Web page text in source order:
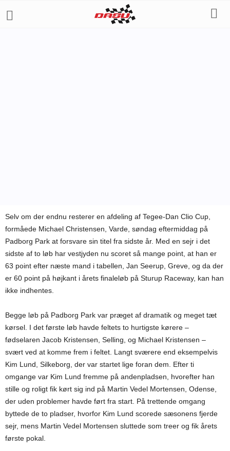
Selv om der endnu resterer en afdeling af Tegee-Dan Clio Cup,
formåede Michael Christensen, Varde, søndag eftermiddag på
Padborg Park at forsvare sin titel fra sidste år. Med en sejr i det
sidste af to løb har vestjyden nu scoret så mange point, at han er
63 point efter næste mand i tabellen, Jan Seerup, Greve, og da der
er 60 point på højkant i årets finaleløb på Sturup Raceway, kan han
ikke indhentes.
Begge løb på Padborg Park var præget af dramatik og meget tæt
kørsel. I det første løb havde feltets to hurtigste kørere –
fødselaren Jacob Kristensen, Selling, og Michael Kristensen –
svært ved at komme frem i feltet. Langt sværere end eksempelvis
Kim Lund, Silkeborg, der var startet lige foran dem. Efter ti
omgange var Kim Lund fremme på andenpladsen, hvorefter han
stille og roligt fik kørt sig ind på Martin Vedel Mortensen, Odense,
der uden problemer havde ført fra start. På trettende omgang
byttede de to pladser, hvorfor Kim Lund scorede sæsonens fjerde
sejr, mens Martin Vedel Mortensen sluttede som treer og fik årets
første pokal.